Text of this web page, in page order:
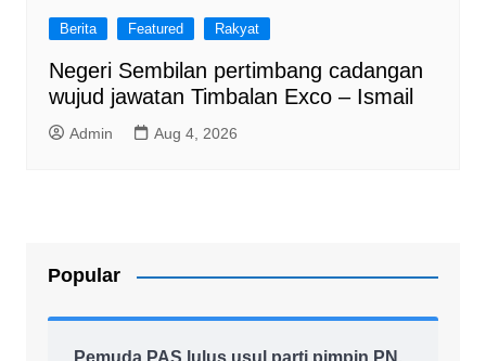
Berita Featured Rakyat
Negeri Sembilan pertimbang cadangan
wujud jawatan Timbalan Exco – Ismail
Admin Aug 4, 2026
Popular